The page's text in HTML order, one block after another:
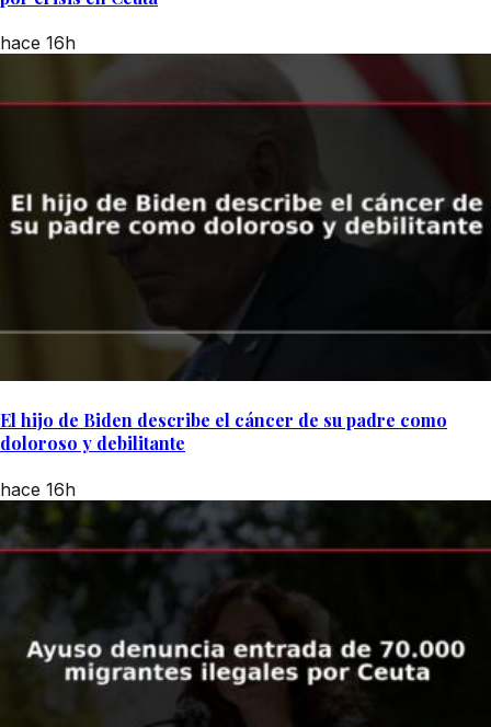
hace 16h
El hijo de Biden describe el cáncer de su padre como
doloroso y debilitante
hace 16h